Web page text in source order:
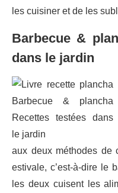
les cuisiner et de les
Barbecue &
dans le jardin
aux deux méthodes de
estivale, c’est-à-dire le
les deux cuisent les